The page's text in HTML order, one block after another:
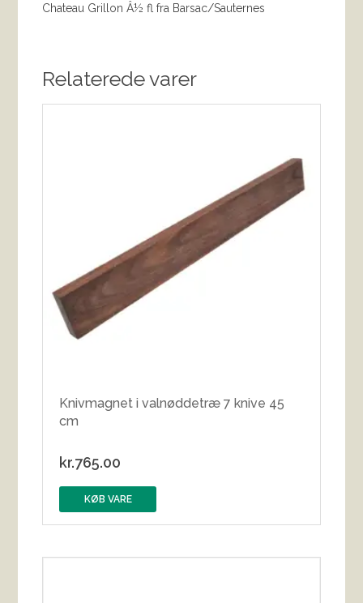
Chateau Grillon Â½ fl fra Barsac/Sauternes
Relaterede varer
Knivmagnet i valnøddetræ 7 knive 45
cm
kr.765.00
KØB VARE